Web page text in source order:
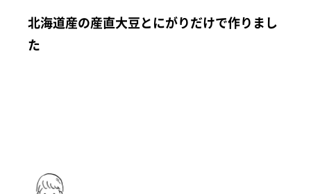
北海道産の産直大豆とにがりだけで作りまし
た